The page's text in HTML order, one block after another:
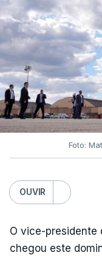
Foto:
OUVIR
O vice-presidente
chegou este